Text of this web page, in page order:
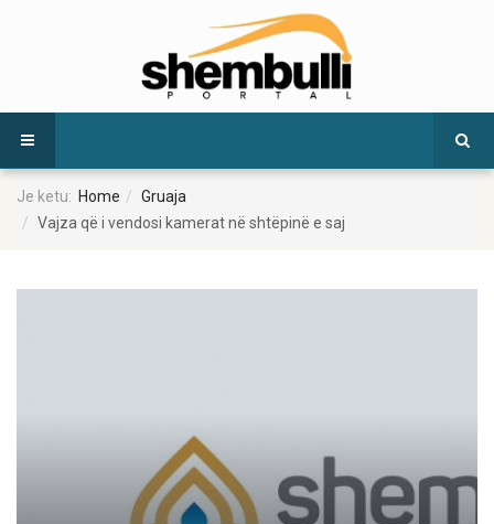
Je ketu: Home
Gruaja
Vajza që i vendosi kamerat në shtëpinë e saj